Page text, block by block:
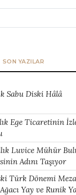
SON YAZILAR
Sabu Diski Hâlâ
Ege Ticaretinin
Luvice Mühür
Adını Taşıyor
Türk Dönemi
Yay ve Runik